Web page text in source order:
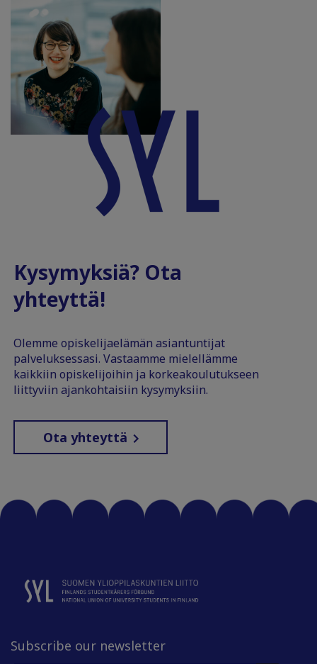
Kysymyksiä? Ota
yhteyttä!
Olemme opiskelijaelämän asiantuntijat
palveluksessasi. Vastaamme mielellämme
kaikkiin opiskelijoihin ja korkeakoulutukseen
liittyviin ajankohtaisiin kysymyksiin.
Ota yhteyttä
Subscribe our newsletter